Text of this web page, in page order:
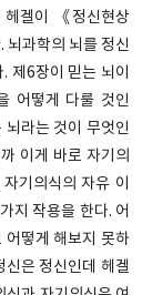
헤겔이 《정신현상
뇌과학의 뇌를 정신
제6장이 믿는 뇌이
어떻게 다룰 것인
라는 것이 무엇인
이게 바로 자기의
기의식의 자유 이
지 작용을 한다. 어
어떻게 해보지 못하
은 정신인데 헤겔